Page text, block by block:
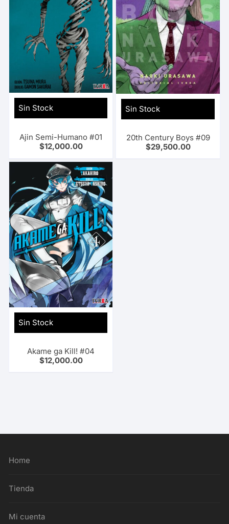
Sin Stock
Ajin Semi-Humano #01
$12,000.00
Sin Stock
20th Century Boys #09
$29,500.00
Sin Stock
Akame ga Kill! #04
$12,000.00
Home
Tienda
Mi cuenta